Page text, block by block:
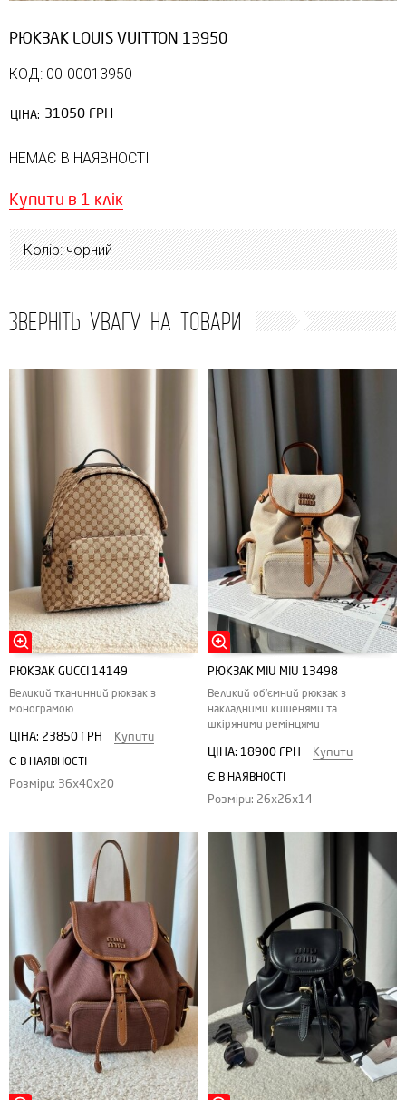
РЮКЗАК LOUIS VUITTON 13950
КОД: 00-00013950
ЦІНА: 31050 ГРН
НЕМАЄ В НАЯВНОСТІ
Купити в 1 клік
Колір: чорний
ЗВЕРНІТЬ УВАГУ НА ТОВАРИ
РЮКЗАК GUCCI 14149
Великий тканинний рюкзак з
монограмою
ЦІНА: 23850 ГРН Купити
Є В НАЯВНОСТІ
Розміри: 36х40х20
РЮКЗАК MIU MIU 13498
Великий об'ємний рюкзак з
накладними кишенями та
шкіряними ремінцями
ЦІНА: 18900 ГРН Купити
Є В НАЯВНОСТІ
Розміри: 26х26х14